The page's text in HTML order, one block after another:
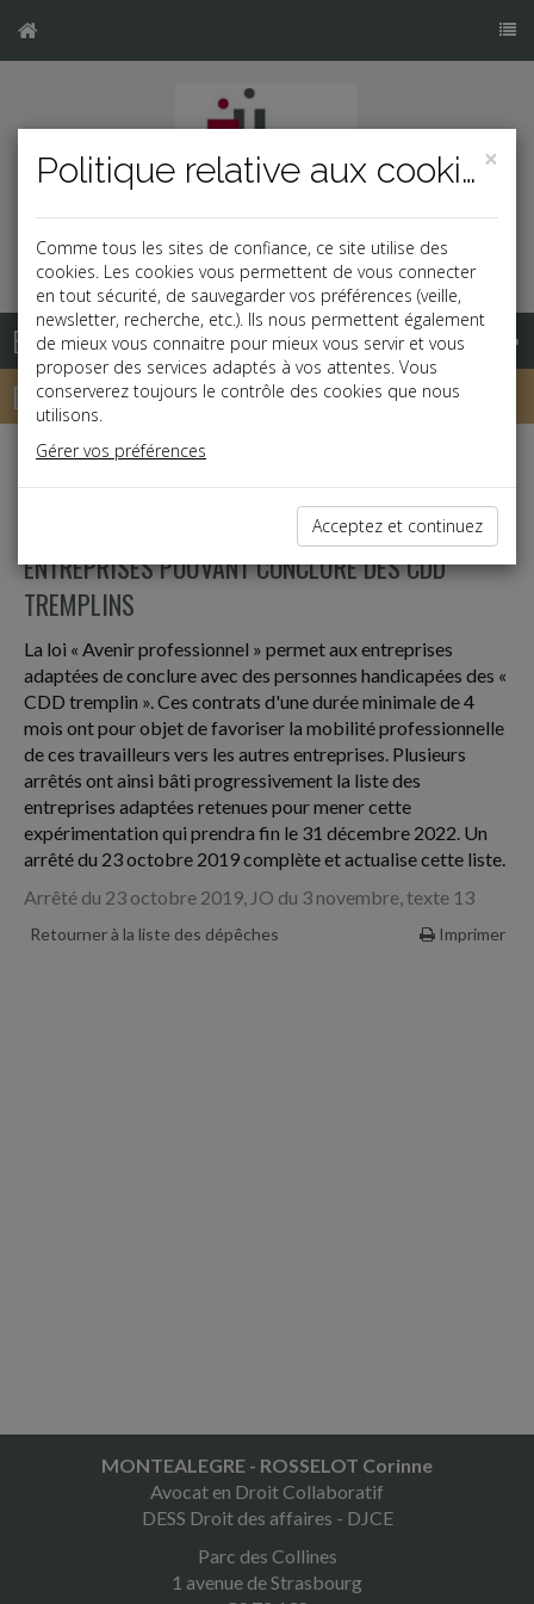
Base documentaire
Dépêches
j
Social
ENTREPRISES POUVANT CONCLURE DES CDD
TREMPLINS
La loi « Avenir professionnel » permet aux entreprises
adaptées de conclure avec des personnes handicapées des «
CDD tremplin ». Ces contrats d'une durée minimale de 4
mois ont pour objet de favoriser la mobilité professionnelle
de ces travailleurs vers les autres entreprises. Plusieurs
arrêtés ont ainsi bâti progressivement la liste des
entreprises adaptées retenues pour mener cette
expérimentation qui prendra fin le 31 décembre 2022. Un
arrêté du 23 octobre 2019 complète et actualise cette liste.
Arrêté du 23 octobre 2019, JO du 3 novembre, texte 13
Retourner à la liste des dépêches Imprimer
MONTEALEGRE - ROSSELOT Corinne
Avocat en Droit Collaboratif
DESS Droit des affaires - DJCE
Parc des Collines
1 avenue de Strasbourg
×
Politique relative aux cookies
Comme tous les sites de confiance, ce site utilise des
cookies. Les cookies vous permettent de vous connecter
en tout sécurité, de sauvegarder vos préférences (veille,
newsletter, recherche, etc.). Ils nous permettent également
de mieux vous connaitre pour mieux vous servir et vous
proposer des services adaptés à vos attentes. Vous
conserverez toujours le contrôle des cookies que nous
utilisons.
Gérer vos préférences
Acceptez et continuez